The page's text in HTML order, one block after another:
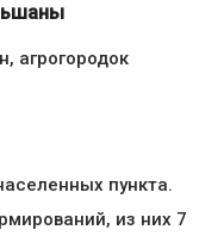
агрогородок
пункта.
из них 7